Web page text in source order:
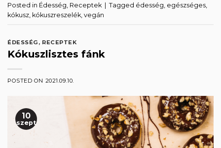
Posted in Édesség Receptek Tagged édesség egészséges
kókusz kókuszreszelék vegán
ÉDESSÉG , RECEPTEK
Kókuszlisztes fánk
POSTED ON 2021.09.10.
10
szept